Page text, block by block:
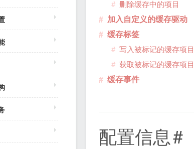
删除缓存中的项目
加入自定义的缓存驱动
缓存标签
写入被标记的缓存项目
获取被标记的缓存项目
缓存事件
配置信息#